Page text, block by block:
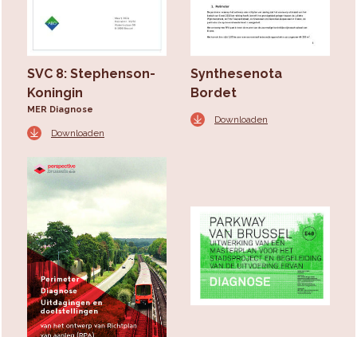
SVC 8: Stephenson-
Koningin
MER Diagnose
Downloaden
Synthesenota
Bordet
Downloaden